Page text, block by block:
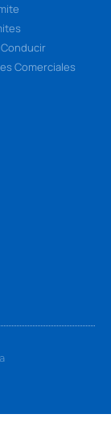
Comerciales